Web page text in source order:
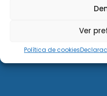
Ver
Política de cookies
fiscalidad y mercantil.